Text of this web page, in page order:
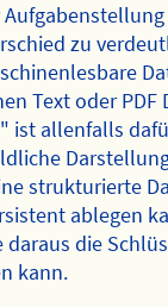
zu
Text oder
ist allenfalls
strukturierte
ablegen
daraus die
kann.